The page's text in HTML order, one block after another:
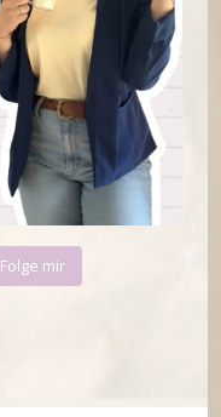
Folge mir